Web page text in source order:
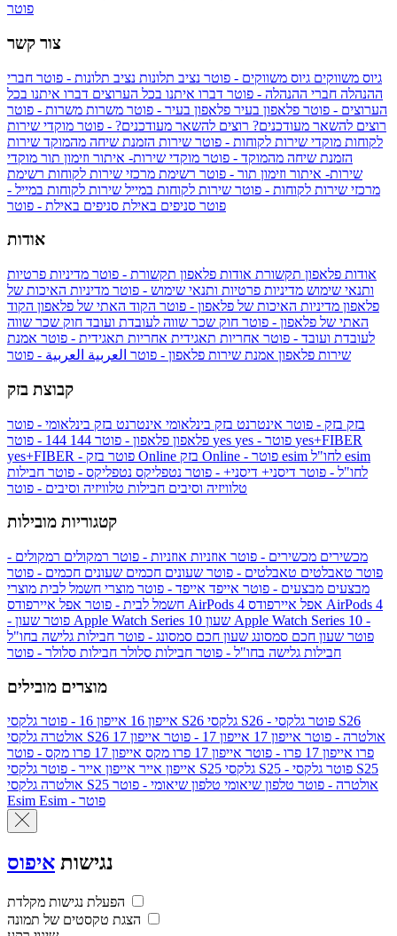
פוטר
צור קשר
גיוס משווקים גיוס משווקים - פוטר נציב תלונות נציב תלונות - פוטר חברי
ההנהלה חברי ההנהלה - פוטר דברו איתנו בכל הערוצים דברו איתנו בכל
הערוצים - פוטר פלאפון בעיר פלאפון בעיר - פוטר משרות משרות - פוטר
רוצים להשאר מעודכנים? רוצים להשאר מעודכנים? - פוטר מוקדי שירות
לקוחות מוקדי שירות לקוחות - פוטר שירות הזמנת שיחה מהמוקד שירות
הזמנת שיחה מהמוקד - פוטר מוקדי שירות- איתור וזימון תור מוקדי
שירות- איתור וזימון תור - פוטר רשימת מרכזי שירות לקוחות רשימת
מרכזי שירות לקוחות - פוטר שירות לקוחות במייל שירות לקוחות במייל -
פוטר סניפים באילת סניפים באילת - פוטר
אודות
אודות פלאפון תקשורת אודות פלאפון תקשורת - פוטר מדיניות פרטיות
ותנאי שימוש מדיניות פרטיות ותנאי שימוש - פוטר מדיניות האיכות של
פלאפון מדיניות האיכות של פלאפון - פוטר הקוד האתי של פלאפון הקוד
האתי של פלאפון - פוטר חוק שכר שווה לעובדת ועובד חוק שכר שווה
לעובדת ועובד - פוטר אחריות תאגידית אחריות תאגידית - פוטר אמנת
שירות פלאפון אמנת שירות פלאפון - פוטר العربية العربية - פוטר
קבוצת בזק
בזק בזק - פוטר אינטרנט בזק בינלאומי אינטרנט בזק בינלאומי - פוטר
פלאפון פלאפון - פוטר 144 yes
yes+FIBER
yes+FIBER - פוטר בזק Online
esim
לחו"ל - פוטר דיסני+ דיסני+ - פוטר נטפליקס נטפליקס - פוטר חבילות
טלוויזיה וסיבים חבילות טלוויזיה וסיבים - פוטר
קטגוריות מובילות
מכשירים מכשירים - פוטר אוזניות אוזניות - פוטר רמקולים רמקולים -
פוטר טאבלטים טאבלטים - פוטר שעונים חכמים שעונים חכמים - פוטר
מבצעים מבצעים - פוטר אייפד אייפד - פוטר מוצרי חשמל לבית מוצרי
חשמל לבית - פוטר אפל איירפודס AirPods 4 אפל איירפודס AirPods 4
- פוטר שעון Apple Watch Series 10 שעון Apple Watch Series 10 -
פוטר שעון חכם סמסונג שעון חכם סמסונג - פוטר חבילות גלישה בחו"ל
חבילות גלישה בחו"ל - פוטר חבילות סלולר חבילות סלולר - פוטר
מוצרים מובילים
אייפון 16 אייפון 16 - פוטר גלקסי S26 גלקסי S26 - פוטר גלקסי S26
אולטרה
גלקסי S26 אולטרה - פוטר אייפון 17 אייפון 17 - פוטר
אייפון 17
פרו אייפון 17 פרו - פוטר אייפון 17 פרו מקס
אייפון 17 פרו מקס - פוטר
אייפון אייר אייפון אייר - פוטר גלקסי S25 גלקסי S25 - פוטר גלקסי S25
אולטרה
גלקסי S25 אולטרה - פוטר טלפון שיאומי טלפון שיאומי - פוטר
Esim
Esim - פוטר
נגישות איפוס
הפעלת נגישות מקלדת
הצגת טקסטים של תמונה